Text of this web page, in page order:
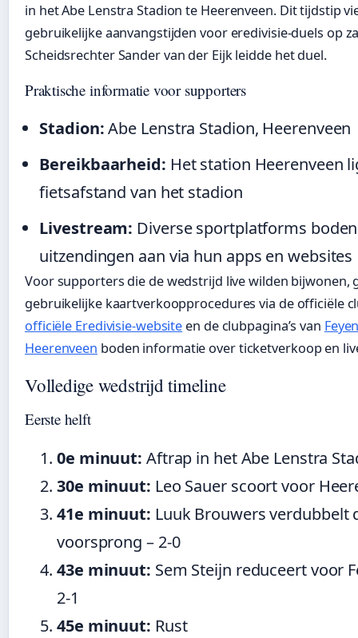
in het Abe Lenstra Stadion te Heerenveen. Dit tijdstip
gebruikelijke aanvangstijden voor eredivisie-duels op
Scheidsrechter Sander van der Eijk leidde het duel.
Praktische informatie voor supporters
Stadion:Abe Lenstra Stadion, Heerenveen
Bereikbaarheid: Het station Heerenveen
fietsafstand van het stadion
Livestream: Diverse sportplatforms
uitzendingen aan via hun apps en websites
Voor supporters die de wedstrijd live wilden bijwonen,
gebruikelijke kaartverkoopprocedures via de officiële
officiële Eredivisie-website en de clubpagina’s van
Heerenveen boden informatie over ticketverkoop en
Volledige wedstrijd timeline
Eerste helft
0e minuut: Aftrap in het Abe Lenstra
30e minuut: Leo Sauer scoort voor
41e minuut: Luuk Brouwers verdubbelt
voorsprong – 2-0
43e minuut: Sem Steijn reduceert voor
2-1
45e minuut: Rust